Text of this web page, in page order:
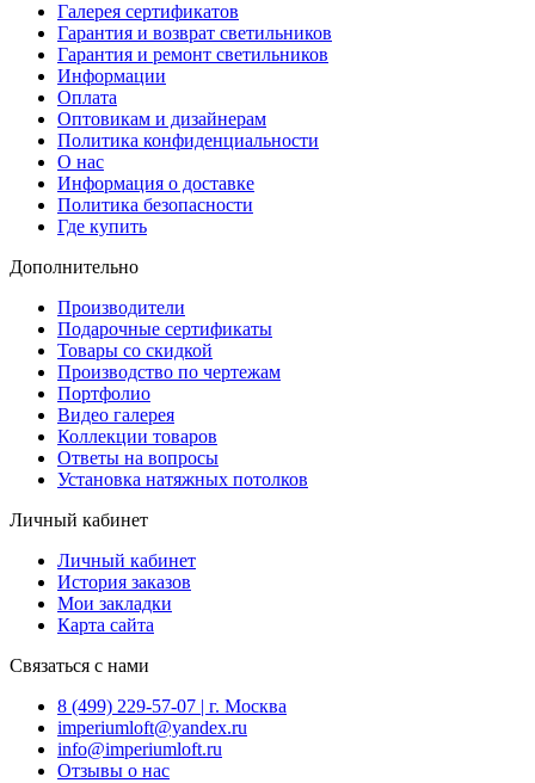
Галерея сертификатов
Гарантия и возврат светильников
Гарантия и ремонт светильников
Информации
Оплата
Оптовикам и дизайнерам
Политика конфиденциальности
О нас
Информация о доставке
Политика безопасности
Где купить
Дополнительно
Производители
Подарочные сертификаты
Товары со скидкой
Производство по чертежам
Портфолио
Видео галерея
Коллекции товаров
Ответы на вопросы
Установка натяжных потолков
Личный кабинет
Личный кабинет
История заказов
Мои закладки
Карта сайта
Связаться с нами
8 (499) 229-57-07 | г. Москва
imperiumloft@yandex.ru
info@imperiumloft.ru
Отзывы о нас